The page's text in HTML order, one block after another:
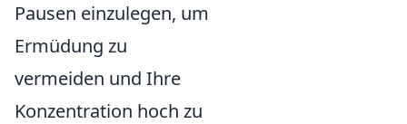
Pausen einzulegen, um
Ermüdung zu
vermeiden und Ihre
Konzentration hoch zu